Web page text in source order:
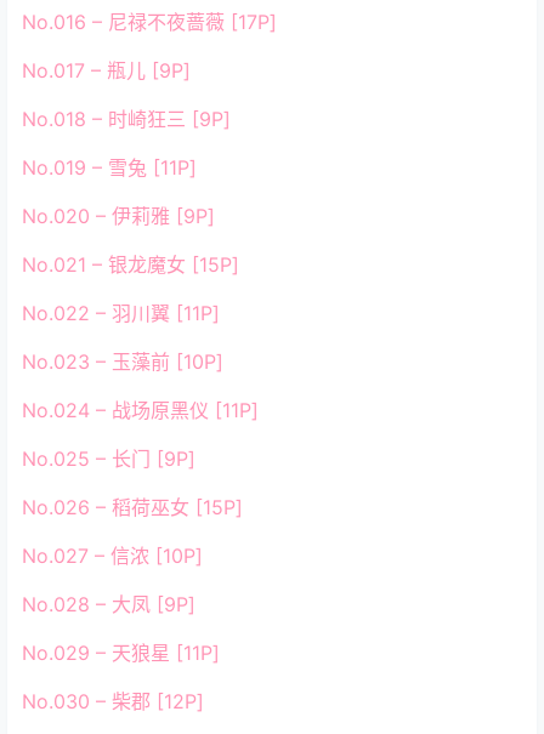
No.016 – 尼禄不夜蔷薇 [17P]
No.017 – 瓶儿 [9P]
No.018 – 时崎狂三 [9P]
No.019 – 雪兔 [11P]
No.020 – 伊莉雅 [9P]
No.021 – 银龙魔女 [15P]
No.022 – 羽川翼 [11P]
No.023 – 玉藻前 [10P]
No.024 – 战场原黑仪 [11P]
No.025 – 长门 [9P]
No.026 – 稻荷巫女 [15P]
No.027 – 信浓 [10P]
No.028 – 大凤 [9P]
No.029 – 天狼星 [11P]
No.030 – 柴郡 [12P]